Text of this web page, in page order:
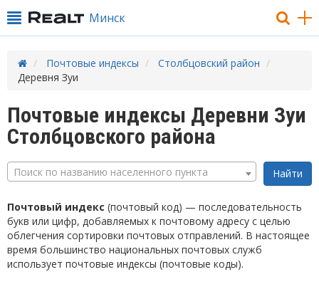
Минск
Почтовые индексы
Столбцовский район
Деревня Зуи
Почтовые индексы Деревни Зуи
Столбцовского района
Поиск по названию населенного пункта
Почтовый индекс (почтовый код) — последовательность
букв или цифр, добавляемых к почтовому адресу с целью
облегчения сортировки почтовых отправлений. В настоящее
время большинство национальных почтовых служб
использует почтовые индексы (почтовые коды).